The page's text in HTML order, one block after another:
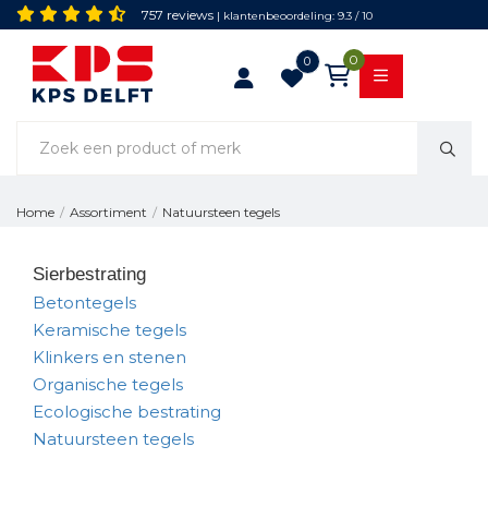
757 reviews | klantenbeoordeling: 9.3 / 10
0 0
Home / Assortiment / Natuursteen tegels
Sierbestrating
Betontegels
Keramische tegels
Klinkers en stenen
Organische tegels
Ecologische bestrating
Natuursteen tegels